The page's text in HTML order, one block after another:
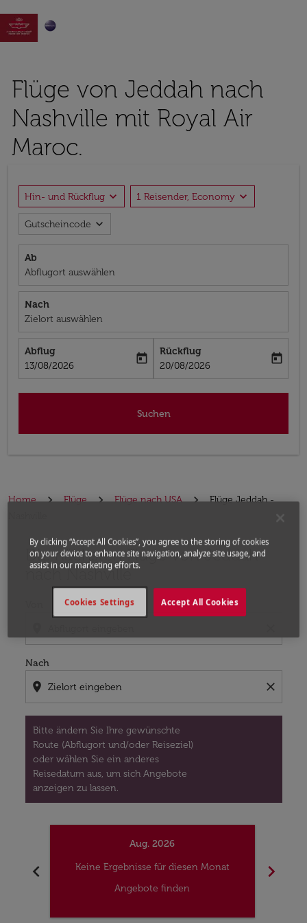

Flüge von Jeddah nach
Nashville mit Royal Air
Maroc.
Hin- und Rückflug expand_more 1 Reisender, Economy expand_more
Gutscheincode expand_more
Ab
Abflugort auswählen
Nach
Zielort auswählen
Abflug
fc-booking-departure-date-aria-label
13/08/2026
today
Rückflug
fc-booking-return-date-aria-label
20/08/2026
today
Suchen
Home Flüge Flüge nach USA
Flüge Jeddah -
Die nächsten Flüge von Jeddah
nach Nashville
Nach
location_on close
Bitte ändern Sie Ihre gewünschte
Route (Abflugort und/oder Reiseziel)
oder wählen Sie ein anderes
Reisedatum aus, um sich Angebote
anzeigen zu lassen.
Bitte ändern Sie Ihre gewünschte Route (Abflugort
chevron_left
Aug. 2026
Keine Ergebnisse für diesen Monat
Angebote finden
chevron_right
By clicking “Accept All Cookies”, you agree to the storing of cookies
on your device to enhance site navigation, analyze site usage, and
assist in our marketing efforts.
Accept All Cookies
Cookies Settings